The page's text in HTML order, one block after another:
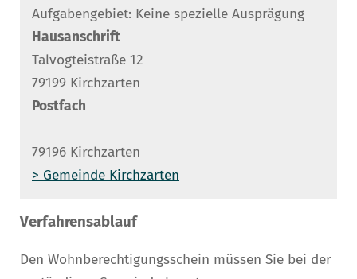
Aufgabengebiet: Keine spezielle Ausprägung
Hausanschrift
Talvogteistraße 12
79199 Kirchzarten
Postfach
79196 Kirchzarten
> Gemeinde Kirchzarten
Verfahrensablauf
Den Wohnberechtigungsschein müssen Sie bei der